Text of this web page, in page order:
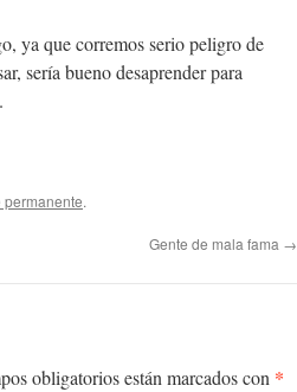
ya que corremos serio peligro de
sería bueno desaprender para
permanente.
Gente de mala fama →
obligatorios están marcados con *